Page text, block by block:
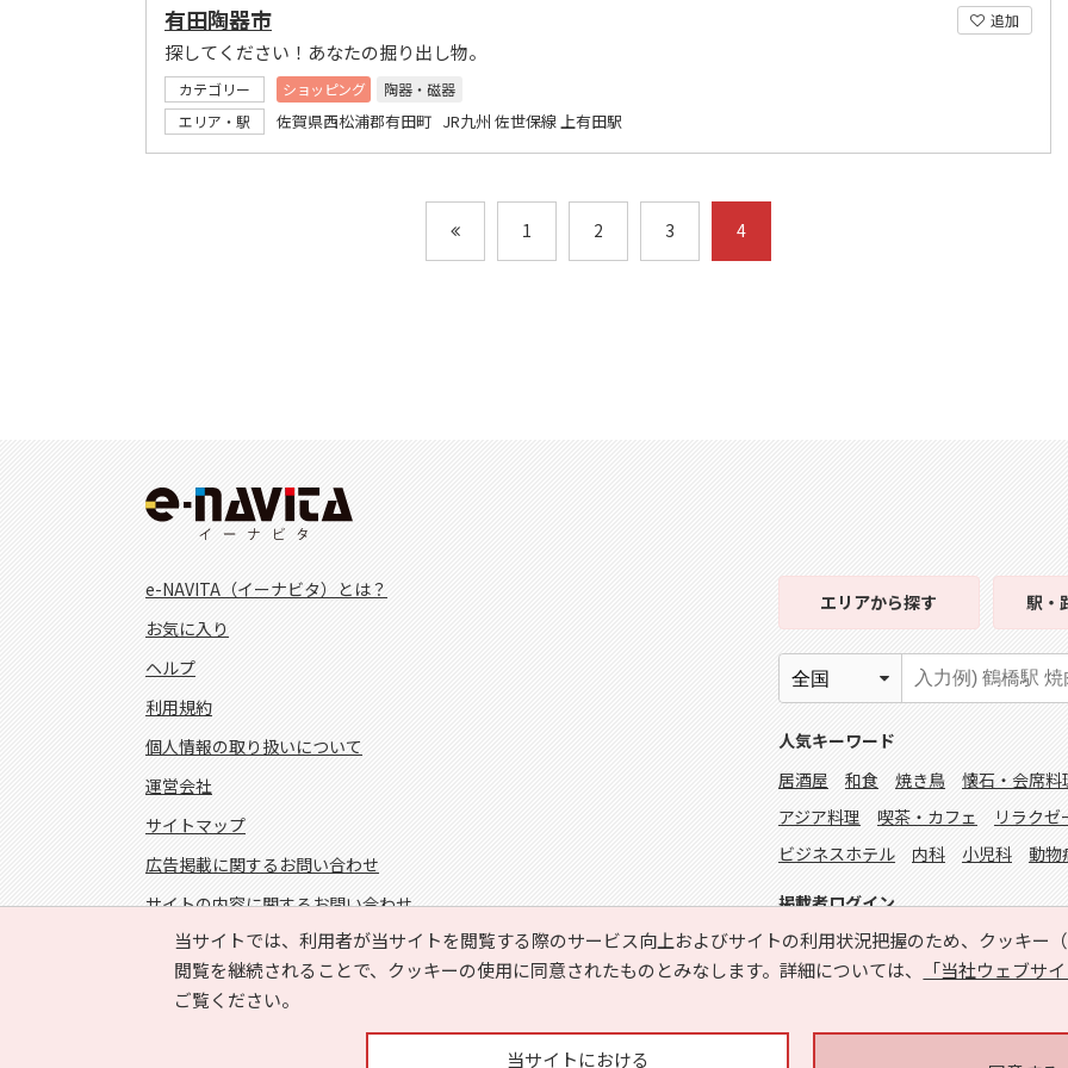
追加
有田陶器市
探してください！あなたの掘り出し物。
カテゴリー ショッピング
陶器・磁器
エリア・駅
佐賀県西松浦郡有田町 JR九州 佐世保線 上有田駅
1 2 3 4
当サイトでは、利用者が当サイトを閲覧する際のサービス向上およびサイトの利用状況把握のため、クッキー
閲覧を継続されることで、クッキーの使用に同意されたものとみなします。詳細については、
「当社ウェブサ
ご覧ください。
当サイトにおける
e-NAVITA（イーナビタ）とは？
お気に入り
ヘルプ
利用規約
個人情報の取り扱いについて
運営会社
サイトマップ
広告掲載に関するお問い合わせ
サイトの内容に関するお問い合わせ
エリアから探す 駅・
人気キーワード
居酒屋
和食 焼き鳥 懐石・会席料
アジア料理
喫茶・カフェ リラクゼ
ビジネスホテル
内科 小児科 動物
掲載者ログイン
FOLLOW US!